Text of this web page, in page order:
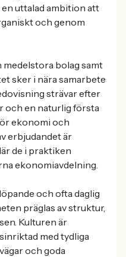
uttalad ambition att
och genom
medelstora bolag samt
sker i nära samarbete
strävar efter
och en naturlig första
ekonomi och
erbjudandet är
de i praktiken
ekonomiavdelning.
och ofta daglig
präglas av struktur,
Kulturen är
med tydliga
och goda